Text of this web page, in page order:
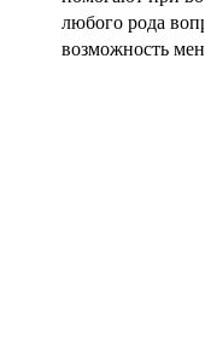
любого рода
возможность